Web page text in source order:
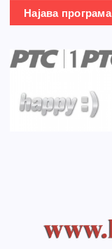
Најава програма